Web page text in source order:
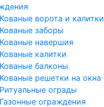
Кованые ворота и калитки
Кованые заборы
Кованые навершия
Кованые калитки
Кованые балконы
Кованые решетки на окна
Ритуальные ограды
Газонные ограждения